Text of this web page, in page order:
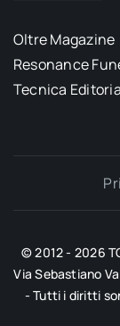
Oltre Magazine
Resonance
Tecnica
© 2012 - 2026
Via Sebastiano
- Tutti i diritti